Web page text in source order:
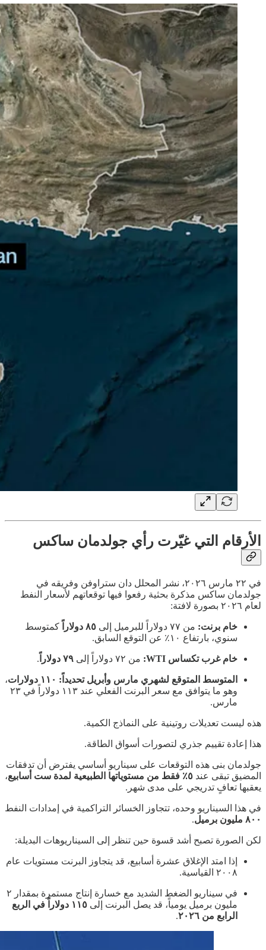
الأرقام التي غيّرت رأي جولدمان ساكس
في ٢٢ مارس ٢٠٢٦، نشر المحلل دان ستراوفن وفريقه في
جولدمان ساكس مذكرة بحثية رفعوا فيها توقعاتهم لأسعار النفط
لعام ٢٠٢٦ بصورة لافتة:
خام برنت: من ٧٧ دولاراً للبرميل إلى ٨٥ دولاراً
كمتوسط
سنوي، بارتفاع ١٠٪ عن التوقع السابق.
خام غرب تكساس WTI: من ٧٢ دولاراً إلى ٧٩ دولاراً .
المتوسط المتوقع لشهري مارس وأبريل تحديداً: ١١٠ دولارات
،
وهو ما يتوافق مع سعر البرنت الفعلي عند ١١٣ دولاراً في ٢٣
مارس.
هذه ليست تعديلات روتينية على النماذج الكمية.
هذا إعادة تقييم جذري لتصورات أسواق الطاقة.
جولدمان بنى هذه التوقعات على سيناريو أساسي يفترض أن تدفقات
المضيق تبقى عند ٥٪ فقط من مستوياتها الطبيعية لمدة ست أسابيع
،
يعقبها تعافٍ تدريجي على مدى شهر.
في هذا السيناريو وحده، تتجاوز الخسائر التراكمية في إمدادات النفط
٨٠٠ مليون برميل
.
لكن الصورة تصبح أشد قسوة حين تنظر إلى السيناريوهات البديلة:
إذا امتد الإغلاق عشرة أسابيع، قد يتجاوز البرنت مستويات عام
٢٠٠٨ القياسية.
في سيناريو الضغط الشديد مع خسارة إنتاج مستمرة بمقدار ٢
مليون برميل يومياً، قد يصل البرنت إلى
١١٥ دولاراً في الربع
الرابع من ٢٠٢٦
.